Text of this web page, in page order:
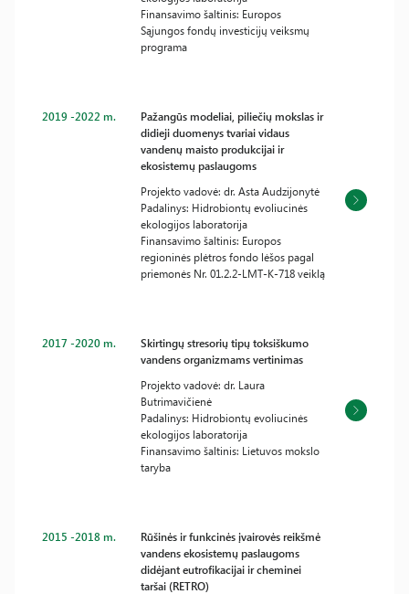
Finansavimo šaltinis: Europos
Sąjungos fondų investicijų veiksmų
programa
2019 -2022 m.
Pažangūs modeliai, piliečių mokslas ir
didieji duomenys tvariai vidaus
vandenų maisto produkcijai ir
ekosistemų paslaugoms
Projekto vadovė: dr. Asta Audzijonytė
Padalinys: Hidrobiontų evoliucinės
ekologijos laboratorija
Finansavimo šaltinis: Europos
regioninės plėtros fondo lėšos pagal
priemonės Nr. 01.2.2-LMT-K-718 veiklą
2017 -2020 m.
Skirtingų stresorių tipų toksiškumo
vandens organizmams vertinimas
Projekto vadovė: dr. Laura
Butrimavičienė
Padalinys: Hidrobiontų evoliucinės
ekologijos laboratorija
Finansavimo šaltinis: Lietuvos mokslo
taryba
2015 -2018 m.
Rūšinės ir funkcinės įvairovės reikšmė
vandens ekosistemų paslaugoms
didėjant eutrofikacijai ir cheminei
taršai (RETRO)